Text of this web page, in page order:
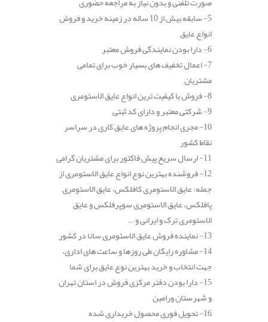
5- سابقه بیش از 10 ساله در زمینه خرید و فروش
انواع عایق
6- دارا بودن نمایندگی فروش معتبر
7- اعمال تخفیف های بسیار خوب برای تمامی
مشتریان
8- فروش با کیفیت ترین انواع عایق الاستومری
9- شرکتی معتبر و دارای کد ثبتی
10- مجری انجام پروژه های عایق کاری در سراسر
نقاط کشور
11- ارسال سریع پیش فاکتور برای مشتریان گرامی
12- فروشنده بهترین نوع انواع عایق الاستومری از
جمله: عایق الاستومری کافلکس، عایق الاستومری
پافلکس، عایق الاستومری سوپرفلکس و عایق
الاستومری ترک و ایرانی و …
13- نماینده فروش عایق الاستومری سانا در کشور
14- مشاوره رایگان طی روزها و ساعت های اداری،
جهت انتخاب و خرید بهترین نوع عایق برای شما
15- دارا بودن دفتر مرکزی فروش در استان تهران
و شهرستان ورامین
16- تحویل فوری محصول خریداری شده